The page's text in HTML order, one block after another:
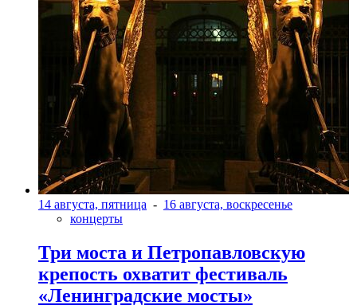
14 августа, пятница - 16 августа, воскресенье
концерты
Три моста и Петропавловскую
крепость охватит фестиваль
«Ленинградские мосты»